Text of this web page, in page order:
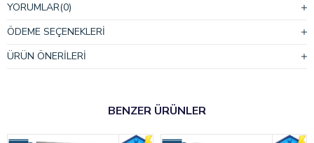
Raf Özelliği
Çekmece Özelliği
ayaklar
Endüstriyel mutfaklar, restoranlar, otel
YORUMLAR(0)
ÖDEME SEÇENEKLERI
ÜRÜN ÖNERILERI
BENZER ÜRÜNLER